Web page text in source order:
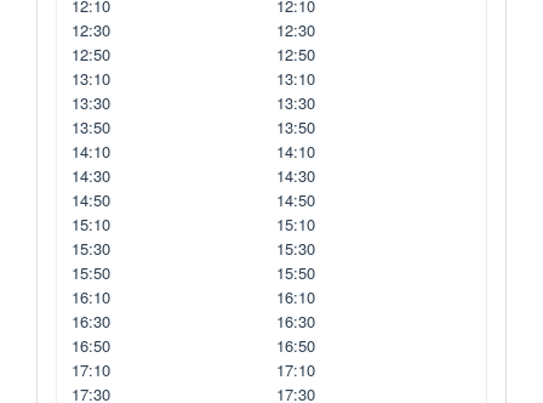
12:10
12:30
12:50
13:10
13:30
13:50
14:10
14:30
14:50
15:10
15:30
15:50
16:10
16:30
16:50
17:10
17:30
12:10
12:30
12:50
13:10
13:30
13:50
14:10
14:30
14:50
15:10
15:30
15:50
16:10
16:30
16:50
17:10
17:30